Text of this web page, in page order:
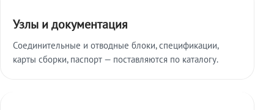
Узлы и документация
Соединительные и отводные блоки, спецификации,
карты сборки, паспорт — поставляются по каталогу.